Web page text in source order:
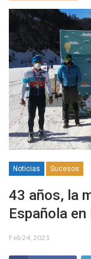
Noticias Sucesos
43 años, la
Española
Feb 24, 2021